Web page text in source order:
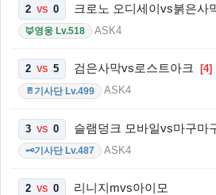
2 VS 0 크로노 오디세이vs붉은사
🦊영웅 Lv.518 ASK4
2 VS 5 검은사막vs로스트아크 [4]
🚪기사단 Lv.499 ASK4
3 VS 0 슬램덩크 모바일vs마구마
🗝️기사단 Lv.487 ASK4
2 VS 0 리니지mvs아이모